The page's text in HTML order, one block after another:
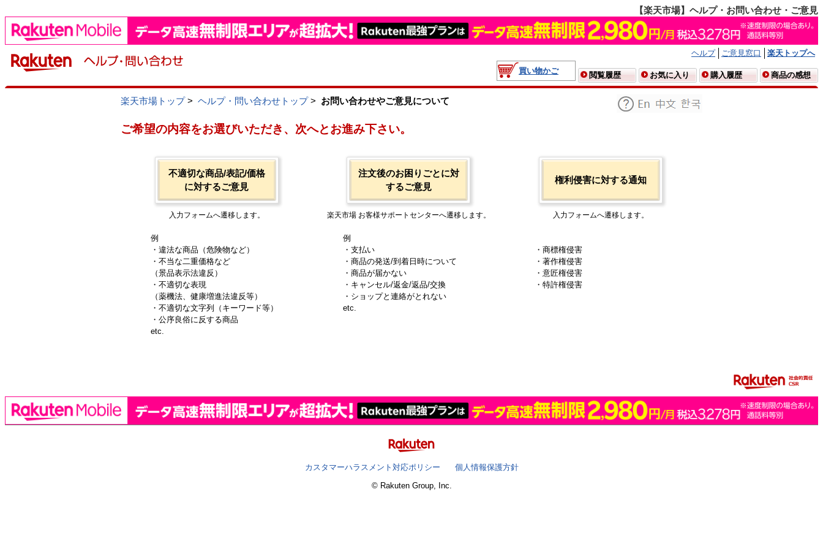
【楽天市場】ヘルプ・お問い合わせ・ご意見
ヘルプ ご意見窓口
楽天トップへ
買い物かご
閲覧履歴 お気に入り 購入履歴 商品の感想
楽天市場トップ> ヘルプ・問い合わせトップ> お問い合わせやご意見について
ご希望の内容をお選びいただき、次へとお進み下さい。
不適切な商品/表記/価格
に対するご意見
入力フォームへ遷移します。
例
・違法な商品（危険物など）
・不当な二重価格など
（景品表示法違反）
・不適切な表現
（薬機法、健康増進法違反等）
・不適切な文字列（キーワード等）
・公序良俗に反する商品
etc.
注文後のお困りごとに対
するご意見
楽天市場 お客様サポートセンターへ遷移します。
例
・支払い
・商品の発送/到着日時について
・商品が届かない
・キャンセル/返金/返品/交換
・ショップと連絡がとれない
etc.
権利侵害に対する通知
入力フォームへ遷移します。
・商標権侵害
・著作権侵害
・意匠権侵害
・特許権侵害
カスタマーハラスメント対応ポリシー
個人情報保護方針
© Rakuten Group, Inc.